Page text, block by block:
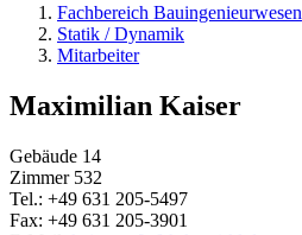
Fachbereich Bauingenieurwesen
Statik / Dynamik
Mitarbeiter
Maximilian Kaiser
Gebäude 14
Zimmer 532
Tel.: +49 631 205-5497
Fax: +49 631 205-3901